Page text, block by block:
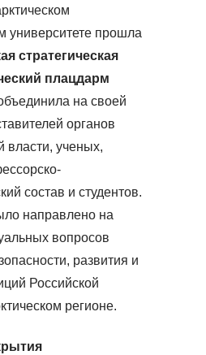
университете прошла
стратегическая
плацдарм
на своей
органов
власти, ученых,
состав и студентов.
направлено на
вопросов
развития и
Российской
регионе.